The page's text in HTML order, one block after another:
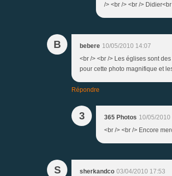
/> <br /> <br />
B bebere 10/05/2010 14:07
<br /> <br /> Les églises sont
pour cette photo magnifique et
Répondre
3 365 Photos 10/05/2010
<br /> <br /> Encore
S sherkandco 03/04/2010 17:53